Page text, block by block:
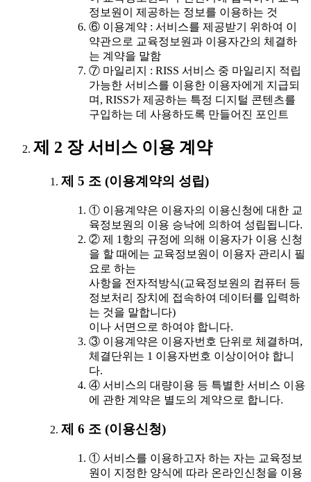
정보원이 제공하는 정보를 이용하는 것
⑥ 이용계약 : 서비스를 제공받기 위하여 이
약관으로 교육정보원과 이용자간의 체결하
는 계약을 말함
⑦ 마일리지 : RISS 서비스 중 마일리지 적립
가능한 서비스를 이용한 이용자에게 지급되
며, RISS가 제공하는 특정 디지털 콘텐츠를
구입하는 데 사용하도록 만들어진 포인트
제 2 장 서비스 이용 계약
제 5 조 (이용계약의 성립)
① 이용계약은 이용자의 이용신청에 대한 교
육정보원의 이용 승낙에 의하여 성립됩니다.
② 제 1항의 규정에 의해 이용자가 이용 신청
을 할 때에는 교육정보원이 이용자 관리시 필
요로 하는
사항을 전자적방식(교육정보원의 컴퓨터 등
정보처리 장치에 접속하여 데이터를 입력하
는 것을 말합니다)
이나 서면으로 하여야 합니다.
③ 이용계약은 이용자번호 단위로 체결하며,
체결단위는 1 이용자번호 이상이어야 합니
다.
④ 서비스의 대량이용 등 특별한 서비스 이용
에 관한 계약은 별도의 계약으로 합니다.
제 6 조 (이용신청)
① 서비스를 이용하고자 하는 자는 교육정보
원이 지정한 양식에 따라 온라인신청을 이용